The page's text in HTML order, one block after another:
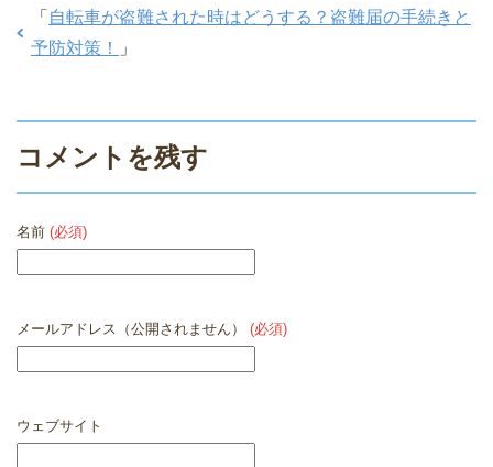
「 自転車が盗難された時はどうする？盗難届の手続きと
予防対策！
」
コメントを残す
名前 (必須)
メールアドレス（公開されません） (必須)
ウェブサイト